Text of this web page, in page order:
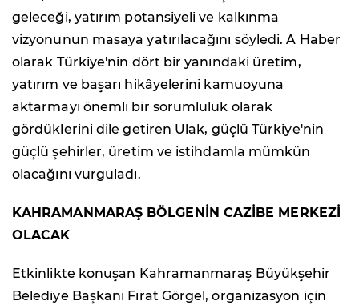
geleceği, yatırım potansiyeli ve kalkınma
vizyonunun masaya yatırılacağını söyledi. A Haber
olarak Türkiye'nin dört bir yanındaki üretim,
yatırım ve başarı hikâyelerini kamuoyuna
aktarmayı önemli bir sorumluluk olarak
gördüklerini dile getiren Ulak, güçlü Türkiye'nin
güçlü şehirler, üretim ve istihdamla mümkün
olacağını vurguladı.
KAHRAMANMARAŞ BÖLGENİN CAZİBE MERKEZİ
OLACAK
Etkinlikte konuşan Kahramanmaraş Büyükşehir
Belediye Başkanı Fırat Görgel, organizasyon için